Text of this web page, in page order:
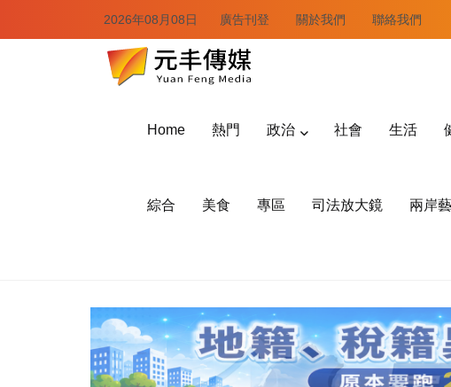
2026年08月08日 廣告刊登 關於我們 聯絡我們
Home 熱門 政治 社會 生活
綜合 美食 專區 司法放大鏡 兩岸